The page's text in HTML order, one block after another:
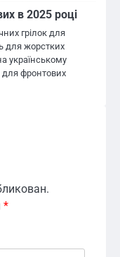
в 2025 році
грілок для
для жорстких
українському
для фронтових
*